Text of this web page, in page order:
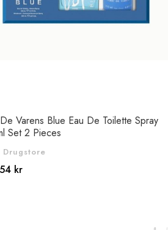
Varens Blue Eau De Toilette Spray
Set 2 Pieces
Drugstore
kr